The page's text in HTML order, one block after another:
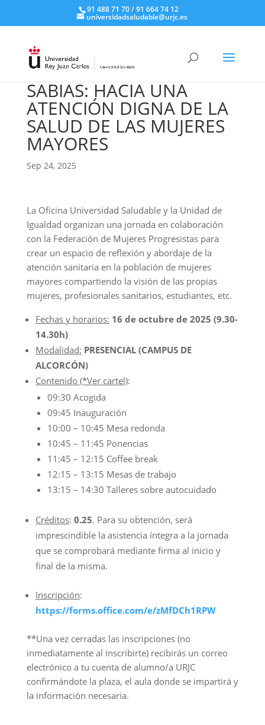
91 488 71 70 / 91 664 74 12
universidadsaludable@urjc.es
SABIAS: HACIA UNA
ATENCIÓN DIGNA DE LA
SALUD DE LAS MUJERES
MAYORES
Sep 24, 2025
La Oficina Universidad Saludable y la Unidad de
Igualdad organizan una jornada en colaboración
con la Federación de Mujeres Progresistas para
crear un espacio de reflexión y abordaje de la
atención sanitaria en la población de mujeres
mayores compartiendo la visión de las propias
mujeres, profesionales sanitarios, estudiantes, etc.
Fechas y horarios: 16 de octubre de 2025 (9.30-
14.30h)
Modalidad: PRESENCIAL(CAMPUS DE
ALCORCÓN)
Contenido (*Ver cartel):
09:30 Acogida
09:45 Inauguración
10:00 – 10:45 Mesa redonda
10:45 – 11:45 Ponencias
11:45 – 12:15 Coffee break
12:15 – 13:15 Mesas de trabajo
13:15 – 14:30 Talleres sobre autocuidado
Créditos: 0.25. Para su obtención, será
imprescindible la asistencia íntegra a la jornada
que se comprobará mediante firma al inicio y
final de la misma.
Inscripción:
https://forms.office.com/e/zMfDCh1RPW
**Una vez cerradas las inscripciones (no
inmediatamente al inscribirte) recibirás un correo
electrónico a tu cuenta de alumno/a URJC
confirmándote la plaza, el aula donde se impartirá y
la información necesaria.